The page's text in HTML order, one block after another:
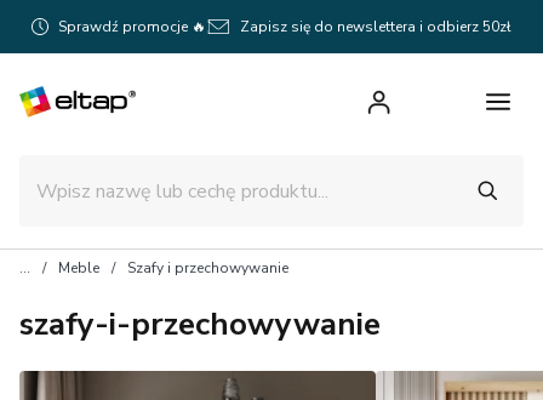
Sprawdź promocje 🔥 Zapisz się do newslettera i odbierz 50zł
Meble Szafy i przechowywanie
szafy-i-przechowywanie